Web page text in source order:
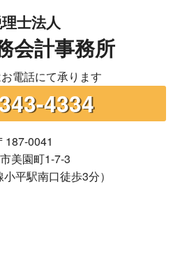
士法人
会計事務所
電話にて承ります
4334
187-0041
美園町1-7-3
小平駅南口徒歩3分）